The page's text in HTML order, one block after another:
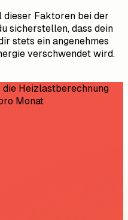
Faktoren bei der
sicherstellen, dass dein
stets ein angenehmes
verschwendet wird.
Heizlastberechnung
Monat